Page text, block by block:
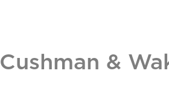
Cushman &